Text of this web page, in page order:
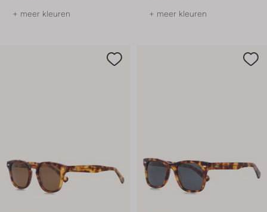
+ meer kleuren + meer kleuren